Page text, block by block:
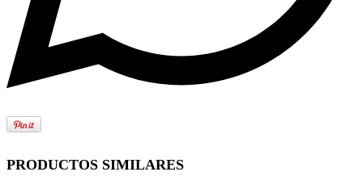
PRODUCTOS SIMILARES